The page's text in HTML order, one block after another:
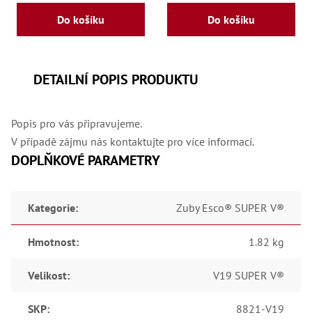
Do košíku Do košíku
DETAILNÍ POPIS PRODUKTU
Popis pro vás připravujeme.
V případě zájmu nás kontaktujte pro více informací.
DOPLŇKOVÉ PARAMETRY
Kategorie: Zuby Esco® SUPER V®
Hmotnost: 1.82 kg
Velikost: V19 SUPER V®
SKP: 8821-V19